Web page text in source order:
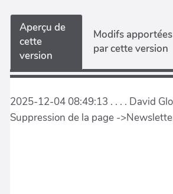
Aperçu de
cette
version
Modifs apportées
par cette version